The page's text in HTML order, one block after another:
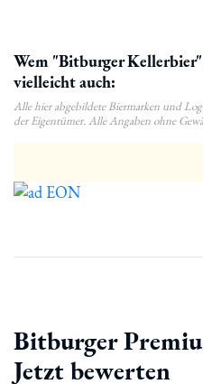
Wem "Bitburger
vielleicht auch:
Alle hier abgebildete Biermarken und
der Eigentümer. Alle Angaben ohne
Bitburger
Jetzt bewerten